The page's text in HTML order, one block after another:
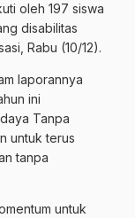
oleh 197 siswa
disabilitas
Rabu (10/12).
laporannya
ini
Tanpa
untuk terus
tanpa
untuk